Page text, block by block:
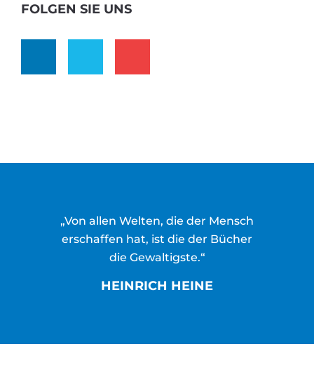
FOLGEN SIE UNS
„Von allen Welten, die der Mensch
erschaffen hat, ist die der Bücher
die Gewaltigste.“
HEINRICH HEINE